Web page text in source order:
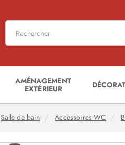
AMÉNAGEMENT
EXTÉRIEUR
Salle de bain Accessoires WC